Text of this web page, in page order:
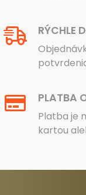
RÝCHLE
PLATBA
Platba je
kartou